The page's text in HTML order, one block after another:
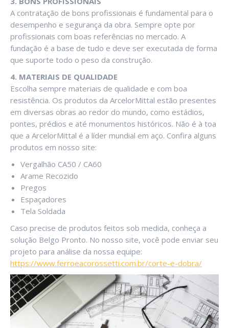
A contratação de bons profissionais é fundamental para o
desempenho e segurança da obra. Sempre opte por
profissionais com boas referências no mercado. A
fundação é a base de tudo e deve ser executada de forma
que suporte todo o peso da construção.
4. MATERIAIS DE QUALIDADE
Escolha sempre materiais de qualidade e com boa
resistência. Os produtos da ArcelorMittal estão presentes
em diversas obras ao redor do mundo, como estádios,
pontes, prédios e até monumentos históricos. Não é à toa
que a ArcelorMittal é a líder mundial em aço. Confira alguns
produtos em nosso site:
Vergalhão CA50 / CA60
Arame Recozido
Pregos
Espaçadores
Tela Soldada
Caso precise de produtos feitos sob medida, conheça a
solução Belgo Pronto. No nosso site, você pode enviar seu
projeto para análise da nossa equipe:
https://www.ferroeacorossetti.com.br/corte-e-dobra/